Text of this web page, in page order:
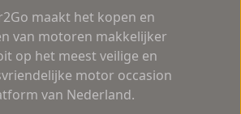
maakt het kopen en
van motoren makkelijker
op het meest veilige en
motor occasion
van Nederland.